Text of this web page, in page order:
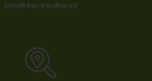
info@beckerdvp.nl